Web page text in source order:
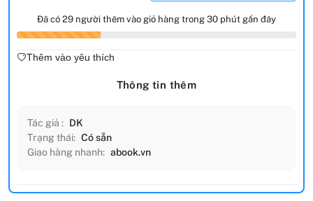
Đã có 29 người thêm vào giỏ hàng trong 30 phút gần đây
Thêm vào yêu thích
Thông tin thêm
Tác giả : DK
Trạng thái: Có sẵn
Giao hàng nhanh: abook.vn